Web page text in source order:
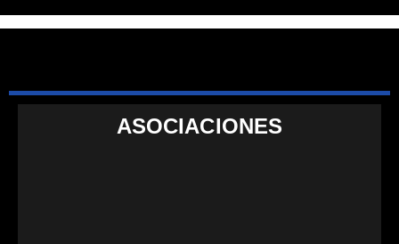
ASOCIACIONES